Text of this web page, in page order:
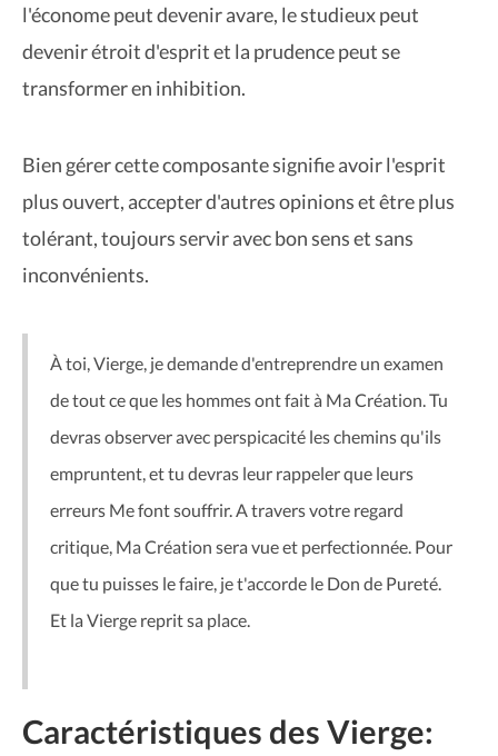
l'économe peut devenir avare, le studieux peut
devenir étroit d'esprit et la prudence peut se
transformer en inhibition.
Bien gérer cette composante signifie avoir l'esprit
plus ouvert, accepter d'autres opinions et être plus
tolérant, toujours servir avec bon sens et sans
inconvénients.
À toi, Vierge, je demande d'entreprendre un examen
de tout ce que les hommes ont fait à Ma Création. Tu
devras observer avec perspicacité les chemins qu'ils
empruntent, et tu devras leur rappeler que leurs
erreurs Me font souffrir. A travers votre regard
critique, Ma Création sera vue et perfectionnée. Pour
que tu puisses le faire, je t'accorde le Don de Pureté.
Et la Vierge reprit sa place.
Caractéristiques des Vierge: